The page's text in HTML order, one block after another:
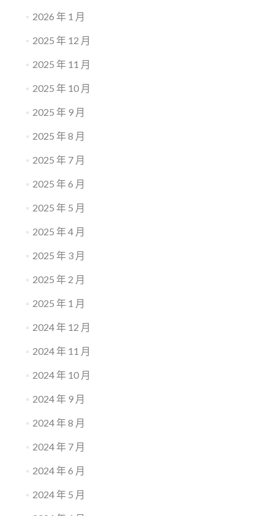
2026 年 1 月
2025 年 12 月
2025 年 11 月
2025 年 10 月
2025 年 9 月
2025 年 8 月
2025 年 7 月
2025 年 6 月
2025 年 5 月
2025 年 4 月
2025 年 3 月
2025 年 2 月
2025 年 1 月
2024 年 12 月
2024 年 11 月
2024 年 10 月
2024 年 9 月
2024 年 8 月
2024 年 7 月
2024 年 6 月
2024 年 5 月